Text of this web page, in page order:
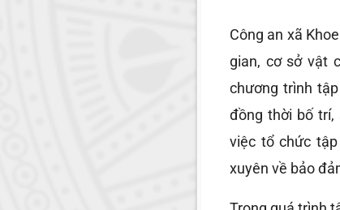
Công an xã
gian, cơ sở vật
chương trình
đồng thời bố trí,
việc tổ chức
xuyên về bảo